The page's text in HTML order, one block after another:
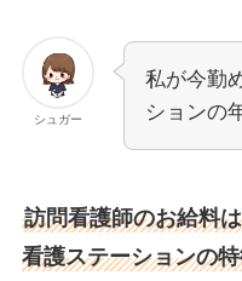
シュガー
私が今勤
ションの
訪問看護師のお給料
看護ステーションの